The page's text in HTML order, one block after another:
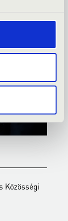
Közösségi